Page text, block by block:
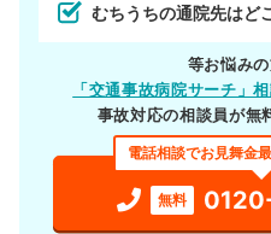
むちうちの通院先はど
等お悩みの
「交通事故病院サーチ」
事故対応の相談員が無
電話相談でお見舞金
無料